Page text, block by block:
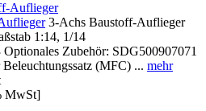
3-Achs Baustoff-Auflieger
1:14, 1/14
Zubehör: SDG500907071
(MFC) ... mehr
MwSt]